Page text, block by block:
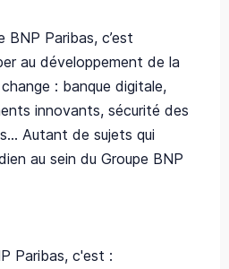
BNP Paribas, c’est
au développement de la
: banque digitale,
innovants, sécurité des
Autant de sujets qui
au sein du Groupe BNP
Paribas, c'est :